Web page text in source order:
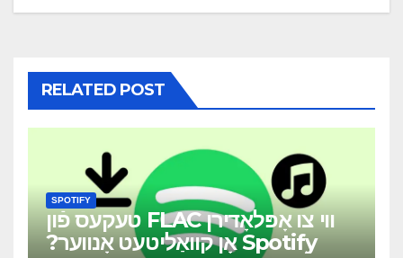
RELATED POST
SPOTIFY
ווי צו אָפּלאָדירן FLAC טעקעס פֿון
Spotify אָן קוואַליטעט אָנווער?